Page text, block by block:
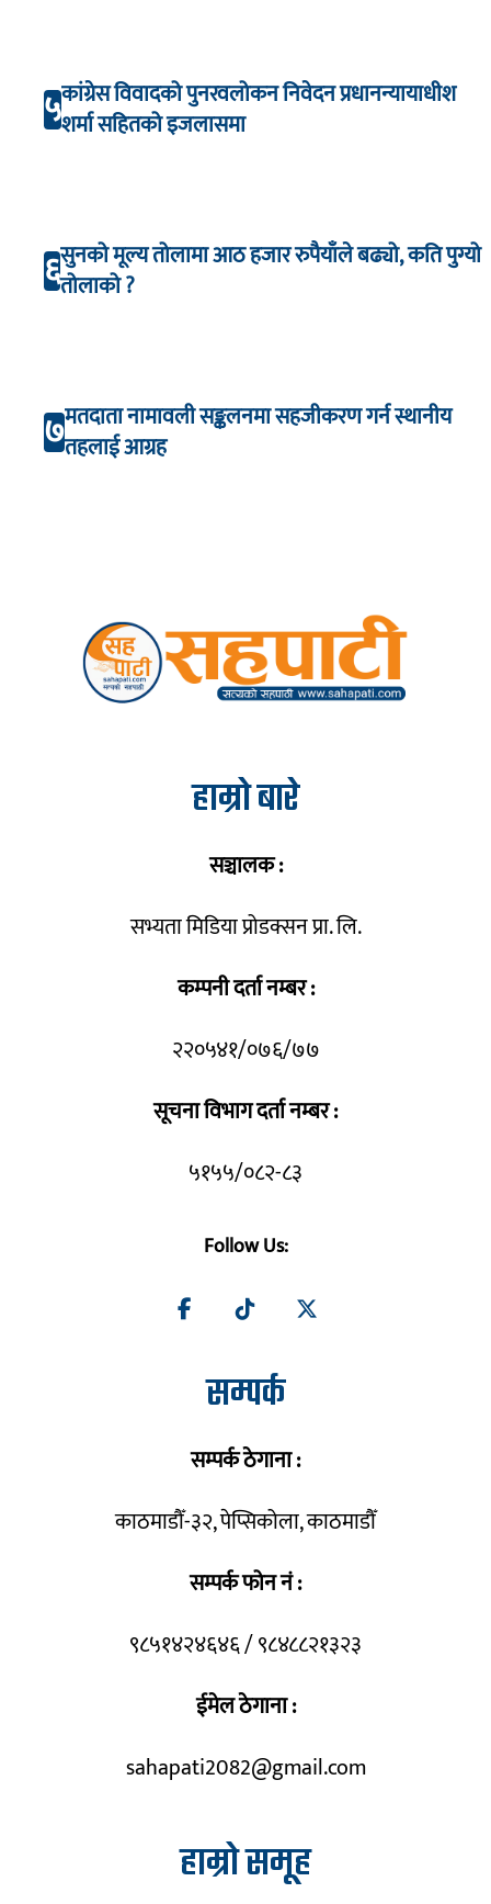
५कांग्रेस विवादको पुनरवलोकन निवेदन प्रधानन्यायाधीश
शर्मा सहितको इजलासमा
६सुनको मूल्य तोलामा आठ हजार रुपैयाँले बढ्यो, कति पुग्यो
तोलाको ?
७मतदाता नामावली सङ्कलनमा सहजीकरण गर्न स्थानीय
तहलाई आग्रह
हाम्रो बारे
सञ्चालक :
सभ्यता मिडिया प्रोडक्सन प्रा. लि.
कम्पनी दर्ता नम्बर :
२२०५४१/०७६/७७
सूचना विभाग दर्ता नम्बर :
५१५५/०८२-८३
Follow Us:
सम्पर्क
सम्पर्क ठेगाना :
काठमाडौँ-३२, पेप्सिकोला, काठमाडौँ
सम्पर्क फोन नं :
९८५१४२४६४६ / ९८४८८२१३२३
ईमेल ठेगाना :
sahapati2082@gmail.com
हाम्रो समूह